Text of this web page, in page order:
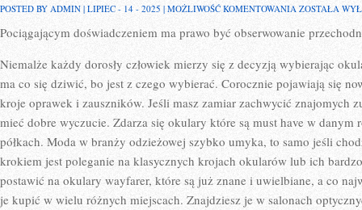
POSTED BY ADMIN | LIPIEC - 14 - 2025 | MOŻLIWOŚĆ KOMENTOWANIA NIEMALŻE
DOROSŁY
SIĘ
Z
TRUDNOŚCIĄ
WYBIERAJĄC
OKULARY
ZOSTAŁA
Pociągającym doświadczeniem ma prawo być obserwowanie
Niemalże każdy dorosły człowiek mierzy się z decyzją wybierając
ma co się dziwić, bo jest z czego wybierać. Corocznie pojawiają się
kroje oprawek i zauszników. Jeśli masz zamiar zachwycić znajomych
mieć dobre wyczucie. Zdarza się okulary które są must have w danym
półkach. Moda w branży odzieżowej szybko umyka, to samo jeśli
krokiem jest poleganie na klasycznych krojach okularów lub ich
postawić na okulary wayfarer, które są już znane i uwielbiane, a co
je kupić w wielu różnych miejscach. Znajdziesz je w salonach